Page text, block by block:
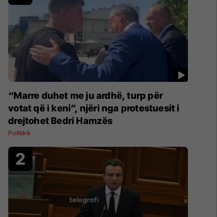
“Marre duhet me ju ardhë, turp për
votat që i keni”, njëri nga protestuesit i
drejtohet Bedri Hamzës
Politikë